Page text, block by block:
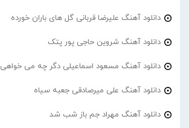
دانلود آهنگ علیرضا قربانی گل های باران خورده
دانلود آهنگ شروین حاجی پور پتک
دانلود آهنگ مسعود اسماعیلی دگر چه می خواهی
دانلود آهنگ علی میرصادقی جعبه سیاه
دانلود آهنگ مهراد جم باز شب شد